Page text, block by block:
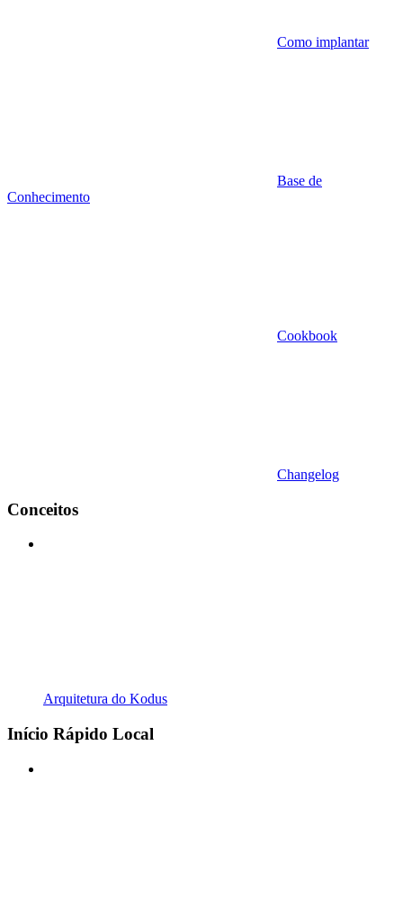
Como implantar
Base de
Conhecimento
Cookbook
Changelog
Conceitos
Arquitetura do Kodus
Início Rápido Local